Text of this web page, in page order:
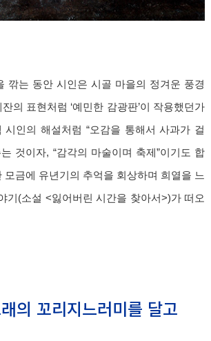
깎는 동안 시인은 시골 마을의 정겨운 풍경
의 표현처럼 ‘예민한 감광판’이 작용했던가
시인의 해설처럼 “오감을 통해서 사과가 걸
것이자, “감각의 마술이며 축제”이기도 합
모금에 유년기의 추억을 회상하며 희열을 느
기(소설 <잃어버린 시간을 찾아서>)가 떠오
의 꼬리지느러미를 달고